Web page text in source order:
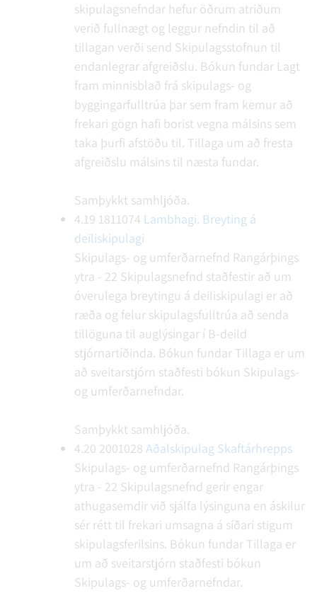
skipulagsnefndar hefur öðrum atriðum
verið fullnægt og leggur nefndin til að
tillagan verði send Skipulagsstofnun til
endanlegrar afgreiðslu. Bókun fundar Lagt
fram minnisblað frá skipulags- og
byggingarfulltrúa þar sem fram kemur að
frekari gögn hafi borist vegna málsins sem
taka þurfi afstöðu til. Tillaga um að fresta
afgreiðslu málsins til næsta fundar.
Samþykkt samhljóða.
4.19 1811074 Lambhagi. Breyting á
deiliskipulagi
Skipulags- og umferðarnefnd Rangárþings
ytra - 22 Skipulagsnefnd staðfestir að um
óverulega breytingu á deiliskipulagi er að
ræða og felur skipulagsfulltrúa að senda
tillöguna til auglýsingar í B-deild
stjórnartíðinda. Bókun fundar Tillaga er um
að sveitarstjórn staðfesti bókun Skipulags-
og umferðarnefndar.
Samþykkt samhljóða.
4.20 2001028 Aðalskipulag Skaftárhrepps
Skipulags- og umferðarnefnd Rangárþings
ytra - 22 Skipulagsnefnd gerir engar
athugasemdir við sjálfa lýsinguna en áskilur
sér rétt til frekari umsagna á síðari stigum
skipulagsferilsins. Bókun fundar Tillaga er
um að sveitarstjórn staðfesti bókun
Skipulags- og umferðarnefndar.